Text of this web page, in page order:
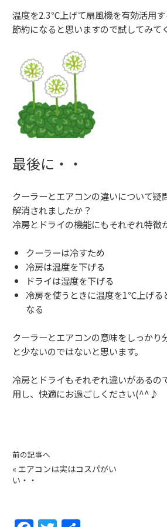
温度を2.3℃上げて扇風機を有効活用
節約になると思いますので試してみて
最後に・・
クーラーとエアコンの違いについて疑
解消されましたか？
冷房とドライの機能にもそれぞれ特徴
クーラーは冷すため
冷房は温度を下げる
ドライは湿度を下げる
冷房を使うときに温度を1℃上げる
なる
クーラーとエアコンの意味をしっかり
と少ないのではないと思います。
冷房とドライもそれぞれ違いがあるの
用し、快適にお過ごしください(^^♪
前の記事へ
« エアコンは実はコスパがい
い・・